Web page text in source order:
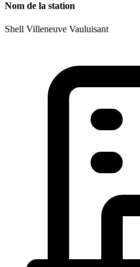
Nom de la station
Shell Villeneuve Vauluisant